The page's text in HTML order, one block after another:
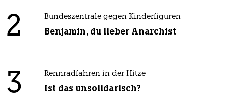
2 Bundeszentrale gegen Kinderfiguren
Benjamin, du lieber Anarchist
3 Rennradfahren in der Hitze
Ist das unsolidarisch?